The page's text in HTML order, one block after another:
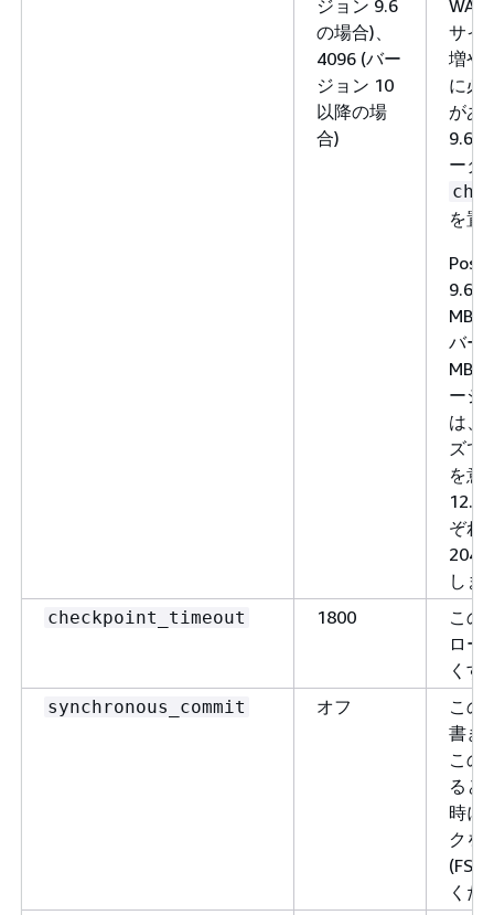
ジョン 9.6
の場合)、
4096 (バー
ジョン 10
以降の場
合)
WAL
サイ
増や
に必
があ
9.6
ータ
を置
9.6
MB
バー
MB
ージ
は、
ズで
を意
12.4
ぞれ
2048
しま
checkpoint_timeout 1800
この
ロー
くす
synchronous_commit オフ
この
書き
この
ると
時に
クを
くだ